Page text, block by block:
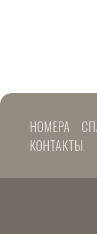
НОМЕРА
КОНТАКТЫ